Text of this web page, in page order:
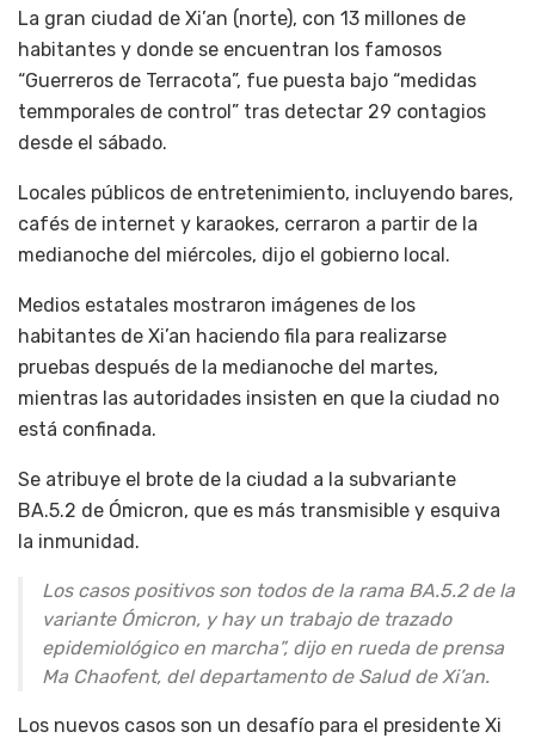
La gran ciudad de Xi’an (norte), con 13 millones de
habitantes y donde se encuentran los famosos
“Guerreros de Terracota”, fue puesta bajo “medidas
temmporales de control” tras detectar 29 contagios
desde el sábado.
Locales públicos de entretenimiento, incluyendo bares,
cafés de internet y karaokes, cerraron a partir de la
medianoche del miércoles, dijo el gobierno local.
Medios estatales mostraron imágenes de los
habitantes de Xi’an haciendo fila para realizarse
pruebas después de la medianoche del martes,
mientras las autoridades insisten en que la ciudad no
está confinada.
Se atribuye el brote de la ciudad a la subvariante
BA.5.2 de Ómicron, que es más transmisible y esquiva
la inmunidad.
Los casos positivos son todos de la rama BA.5.2 de la
variante Ómicron, y hay un trabajo de trazado
epidemiológico en marcha”, dijo en rueda de prensa
Ma Chaofent, del departamento de Salud de Xi’an.
Los nuevos casos son un desafío para el presidente Xi